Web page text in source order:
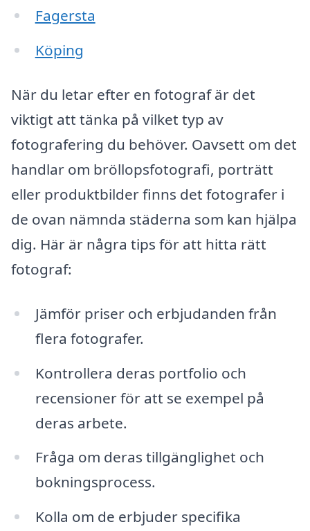
Fagersta
Köping
När du letar efter en fotograf är det
viktigt att tänka på vilket typ av
fotografering du behöver. Oavsett om det
handlar om bröllopsfotografi, porträtt
eller produktbilder finns det fotografer i
de ovan nämnda städerna som kan hjälpa
dig. Här är några tips för att hitta rätt
fotograf:
Jämför priser och erbjudanden från
flera fotografer.
Kontrollera deras portfolio och
recensioner för att se exempel på
deras arbete.
Fråga om deras tillgänglighet och
bokningsprocess.
Kolla om de erbjuder specifika